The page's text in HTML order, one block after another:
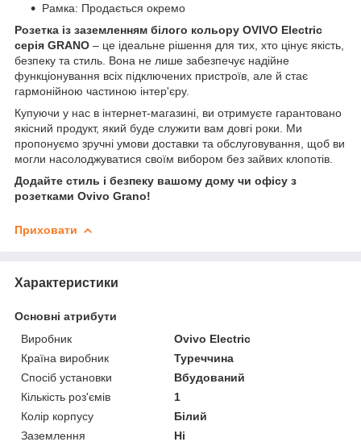
Рамка: Продається окремо
Розетка із заземленням білого кольору OVIVO Electric
серія GRANO – це ідеальне рішення для тих, хто цінує якість,
безпеку та стиль. Вона не лише забезпечує надійне
функціонування всіх підключених пристроїв, але й стає
гармонійною частиною інтер'єру.
Купуючи у нас в інтернет-магазині, ви отримуєте гарантовано
якісний продукт, який буде служити вам довгі роки. Ми
пропонуємо зручні умови доставки та обслуговування, щоб ви
могли насолоджуватися своїм вибором без зайвих клопотів.
Додайте стиль і безпеку вашому дому чи офісу з
розетками Ovivo Grano!
Приховати
Характеристики
Основні атрибути
Виробник
Ovivo Electric
Країна виробник
Туреччина
Спосіб установки
Вбудований
Кількість роз'ємів
1
Колір корпусу
Білий
Заземлення
Ні